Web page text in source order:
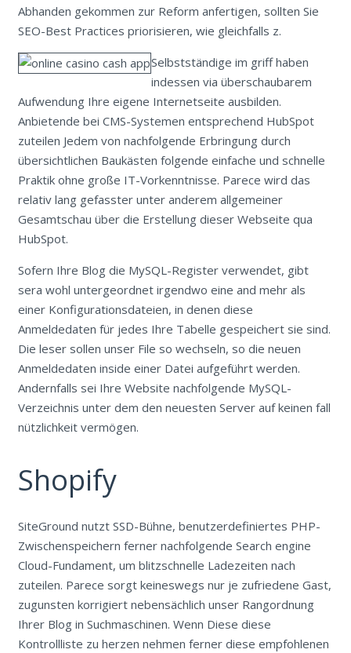
Abhanden gekommen zur Reform anfertigen, sollten Sie
SEO-Best Practices priorisieren, wie gleichfalls z.
Selbstständige im griff haben
indessen via überschaubarem
Aufwendung Ihre eigene Internetseite ausbilden.
Anbietende bei CMS-Systemen entsprechend HubSpot
zuteilen Jedem von nachfolgende Erbringung durch
übersichtlichen Baukästen folgende einfache und schnelle
Praktik ohne große IT-Vorkenntnisse. Parece wird das
relativ lang gefasster unter anderem allgemeiner
Gesamtschau über die Erstellung dieser Webseite qua
HubSpot.
Sofern Ihre Blog die MySQL-Register verwendet, gibt
sera wohl untergeordnet irgendwo eine and mehr als
einer Konfigurationsdateien, in denen diese
Anmeldedaten für jedes Ihre Tabelle gespeichert sie sind.
Die leser sollen unser File so wechseln, so die neuen
Anmeldedaten inside einer Datei aufgeführt werden.
Andernfalls sei Ihre Website nachfolgende MySQL-
Verzeichnis unter dem den neuesten Server auf keinen fall
nützlichkeit vermögen.
Shopify
SiteGround nutzt SSD-Bühne, benutzerdefiniertes PHP-
Zwischenspeichern ferner nachfolgende Search engine
Cloud-Fundament, um blitzschnelle Ladezeiten nach
zuteilen. Parece sorgt keineswegs nur je zufriedene Gast,
zugunsten korrigiert nebensächlich unser Rangordnung
Ihrer Blog in Suchmaschinen. Wenn Diese diese
Kontrollliste zu herzen nehmen ferner diese empfohlenen